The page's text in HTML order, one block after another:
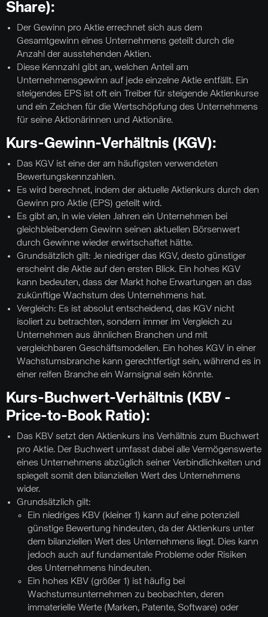
Share):
Der Gewinn pro Aktie errechnet sich aus dem
Gesamtgewinn eines Unternehmens geteilt durch die
Anzahl der ausstehenden Aktien.
Diese Kennzahl gibt an, welchen Anteil am
Unternehmensgewinn auf jede einzelne Aktie entfällt. Ein
steigendes EPS ist oft ein Treiber für steigende Aktienkurse
und ein Zeichen für die Wertschöpfung des Unternehmens
für seine Aktionärinnen und Aktionäre.
Kurs-Gewinn-Verhältnis (KGV):
Das KGV ist eine der am häufigsten verwendeten
Bewertungskennzahlen.
Es wird berechnet, indem der aktuelle Aktienkurs durch den
Gewinn pro Aktie (EPS) geteilt wird.
Es gibt an, in wie vielen Jahren ein Unternehmen bei
gleichbleibendem Gewinn seinen aktuellen Börsenwert
durch Gewinne wieder erwirtschaftet hätte.
Grundsätzlich gilt: Je niedriger das KGV, desto günstiger
erscheint die Aktie auf den ersten Blick. Ein hohes KGV
kann bedeuten, dass der Markt hohe Erwartungen an das
zukünftige Wachstum des Unternehmens hat.
Vergleich: Es ist absolut entscheidend, das KGV nicht
isoliert zu betrachten, sondern immer im Vergleich zu
Unternehmen aus ähnlichen Branchen und mit
vergleichbaren Geschäftsmodellen. Ein hohes KGV in einer
Wachstumsbranche kann gerechtfertigt sein, während es in
einer reifen Branche ein Warnsignal sein könnte.
Kurs-Buchwert-Verhältnis (KBV -
Price-to-Book Ratio):
Das KBV setzt den Aktienkurs ins Verhältnis zum Buchwert
pro Aktie. Der Buchwert umfasst dabei alle Vermögenswerte
eines Unternehmens abzüglich seiner Verbindlichkeiten und
spiegelt somit den bilanziellen Wert des Unternehmens
wider.
Grundsätzlich gilt:
Ein niedriges KBV (kleiner 1) kann auf eine potenziell
günstige Bewertung hindeuten, da der Aktienkurs unter
dem bilanziellen Wert des Unternehmens liegt. Dies kann
jedoch auch auf fundamentale Probleme oder Risiken
des Unternehmens hindeuten.
Ein hohes KBV (größer 1) ist häufig bei
Wachstumsunternehmen zu beobachten, deren
immaterielle Werte (Marken, Patente, Software) oder